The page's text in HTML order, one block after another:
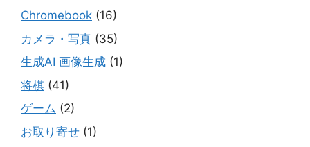
Chromebook (16)
カメラ・写真 (35)
生成AI 画像生成 (1)
将棋 (41)
ゲーム (2)
お取り寄せ (1)